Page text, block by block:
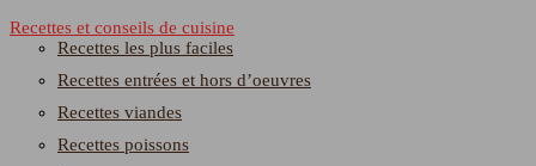
Recettes et conseils de cuisine
Recettes les plus faciles
Recettes entrées et hors d’oeuvres
Recettes viandes
Recettes poissons